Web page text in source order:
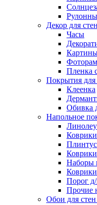
Декор для стен
Часы
Пленка
Покрытия для
Клеенка
Обивка
Напольное
Наборы
Порог
Прочие
Обои для